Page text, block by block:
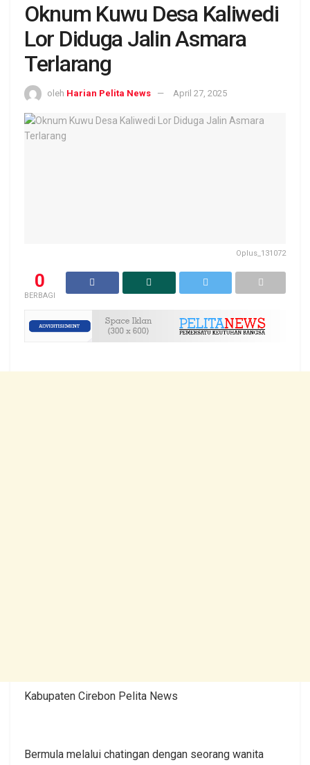
Oknum Kuwu Desa Kaliwedi
Lor Diduga Jalin Asmara
Terlarang
oleh Harian Pelita News April 27, 2025
Oplus_131072
0
BERBAGI
Kabupaten Cirebon Pelita News
Bermula melalui chatingan dengan seorang wanita